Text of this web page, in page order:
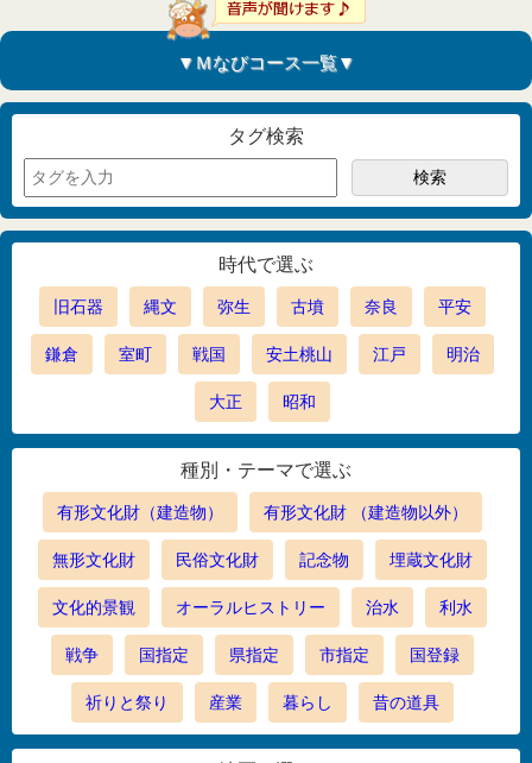
▼Ｍなびコース一覧▼
タグ検索
時代で選ぶ
旧石器 縄文 弥生 古墳 奈良 平安
鎌倉 室町 戦国 安土桃山 江戸 明治
大正 昭和
種別・テーマで選ぶ
有形文化財（建造物） 有形文化財 （建造物以外）
無形文化財 民俗文化財 記念物 埋蔵文化財
文化的景観 オーラルヒストリー 治水 利水
戦争 国指定 県指定 市指定 国登録
祈りと祭り 産業 暮らし 昔の道具